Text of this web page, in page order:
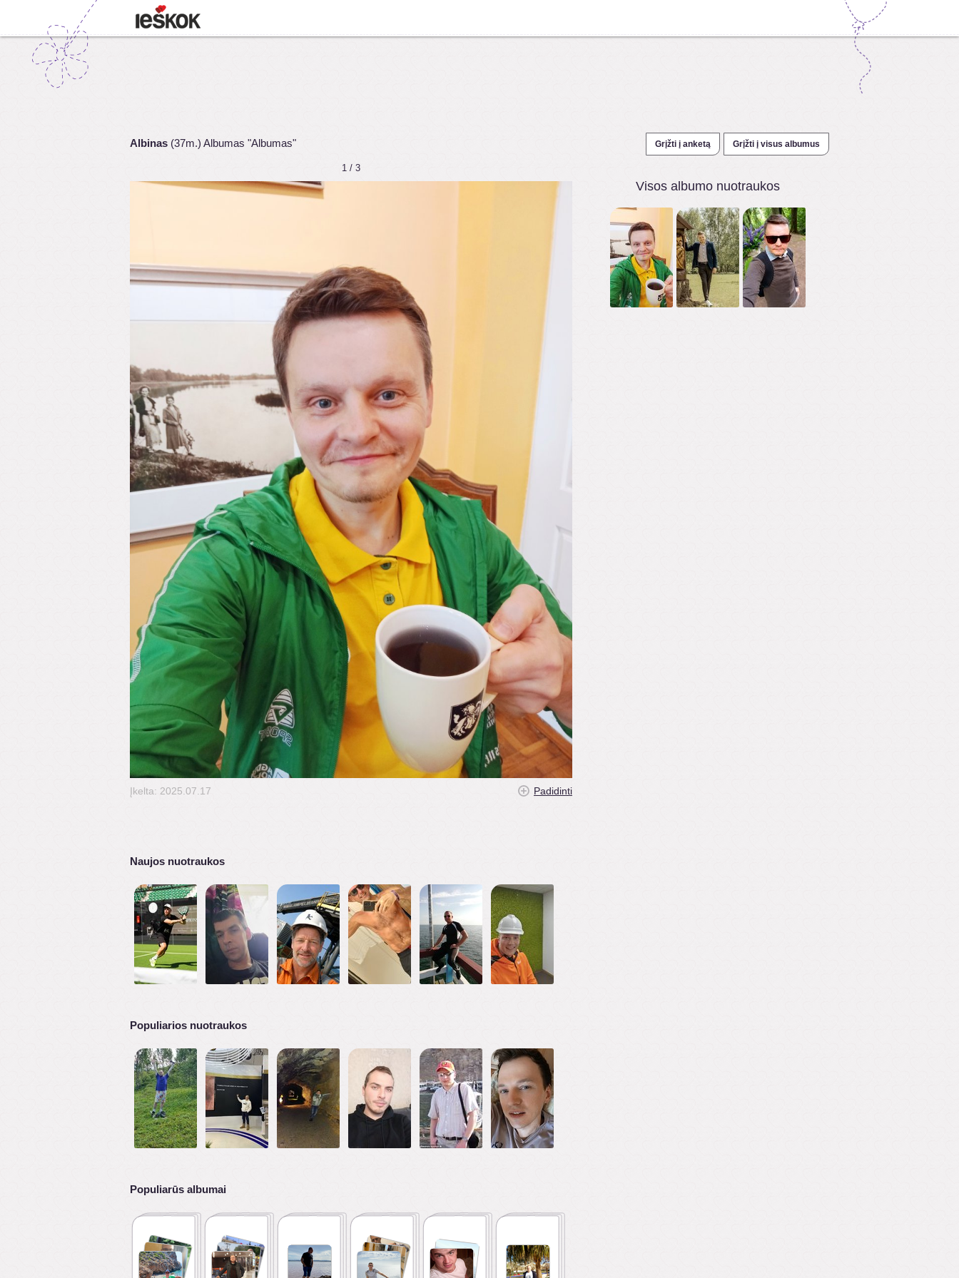
Albinas (37m.) Albumas "Albumas" Grįžti į anketą Grįžti į visus albumus
1 / 3
Įkelta: 2025.07.17 Padidinti
Naujos nuotraukos
Populiarios nuotraukos
Populiarūs albumai
Visos albumo nuotraukos